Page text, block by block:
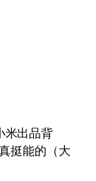
米出品背
挺能的（大